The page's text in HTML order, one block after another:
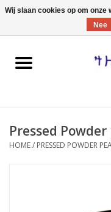
Home
spellen
Pressed
HOME/ PRESSED POWDER
Wij slaan cookies op om
Nee